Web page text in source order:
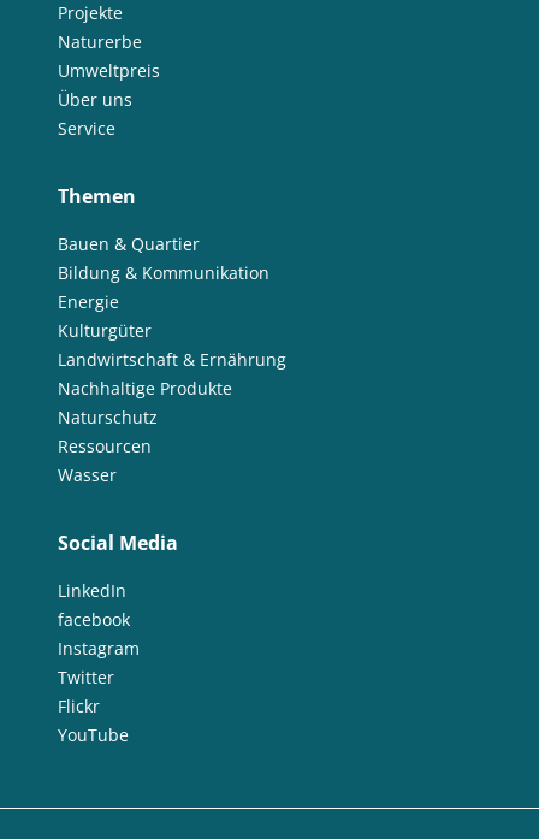
Projekte
Naturerbe
Umweltpreis
Über uns
Service
Themen
Bauen & Quartier
Bildung & Kommunikation
Energie
Kulturgüter
Landwirtschaft & Ernährung
Nachhaltige Produkte
Naturschutz
Ressourcen
Wasser
Social Media
LinkedIn
facebook
Instagram
Twitter
Flickr
YouTube